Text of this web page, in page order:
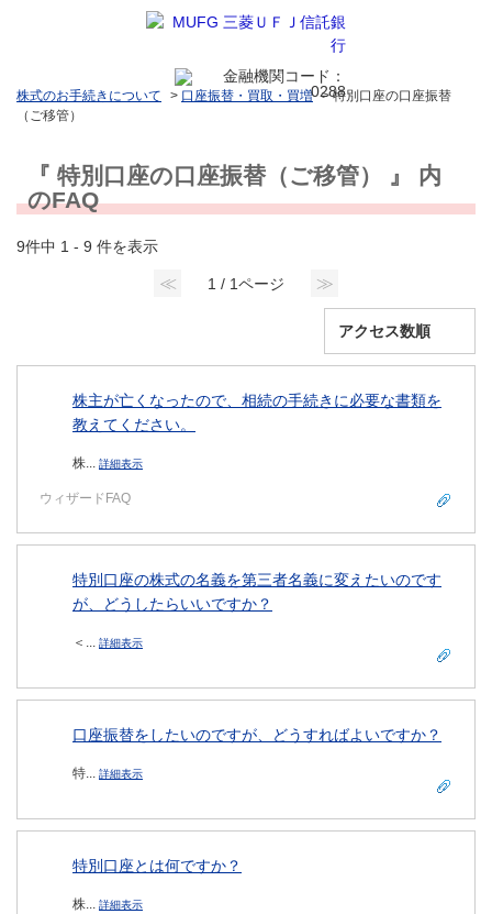
株式のお手続きについて > 口座振替・買取・買増 >特別口座の口座振替
（ご移管）
『 特別口座の口座振替（ご移管） 』 内
のFAQ
9件中 1 - 9 件を表示
≪ 1 / 1ページ ≫
株主が亡くなったので、相続の手続きに必要な書類を
教えてください。
株... 詳細表示
ウィザードFAQ
特別口座の株式の名義を第三者名義に変えたいのです
が、どうしたらいいですか？
＜... 詳細表示
口座振替をしたいのですが、どうすればよいですか？
特... 詳細表示
特別口座とは何ですか？
株... 詳細表示